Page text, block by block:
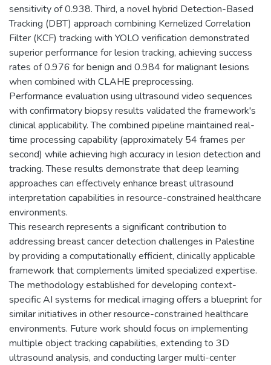
sensitivity of 0.938. Third, a novel hybrid Detection-Based
Tracking (DBT) approach combining Kernelized Correlation
Filter (KCF) tracking with YOLO verification demonstrated
superior performance for lesion tracking, achieving success
rates of 0.976 for benign and 0.984 for malignant lesions
when combined with CLAHE preprocessing.
Performance evaluation using ultrasound video sequences
with confirmatory biopsy results validated the framework's
clinical applicability. The combined pipeline maintained real-
time processing capability (approximately 54 frames per
second) while achieving high accuracy in lesion detection and
tracking. These results demonstrate that deep learning
approaches can effectively enhance breast ultrasound
interpretation capabilities in resource-constrained healthcare
environments.
This research represents a significant contribution to
addressing breast cancer detection challenges in Palestine
by providing a computationally efficient, clinically applicable
framework that complements limited specialized expertise.
The methodology established for developing context-
specific AI systems for medical imaging offers a blueprint for
similar initiatives in other resource-constrained healthcare
environments. Future work should focus on implementing
multiple object tracking capabilities, extending to 3D
ultrasound analysis, and conducting larger multi-center